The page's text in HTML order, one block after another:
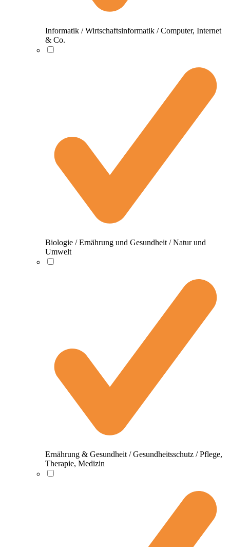
Informatik / Wirtschaftsinformatik / Computer, Internet
& Co.
Biologie / Ernährung und Gesundheit / Natur und
Umwelt
Ernährung & Gesundheit / Gesundheitsschutz / Pflege,
Therapie, Medizin